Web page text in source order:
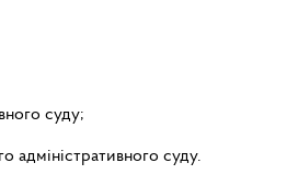
суду;
адміністративного суду.